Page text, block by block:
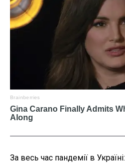
За весь час пандемії в Україні: